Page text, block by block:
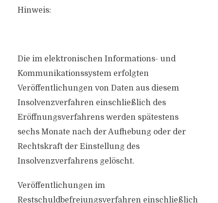
Hinweis:
Die im elektronischen Informations- und
Kommunikationssystem erfolgten
Veröffentlichungen von Daten aus diesem
Insolvenzverfahren einschließlich des
Eröffnungsverfahrens werden spätestens
sechs Monate nach der Aufhebung oder der
Rechtskraft der Einstellung des
Insolvenzverfahrens gelöscht.
Veröffentlichungen im
Restschuldbefreiungsverfahren einschließlich